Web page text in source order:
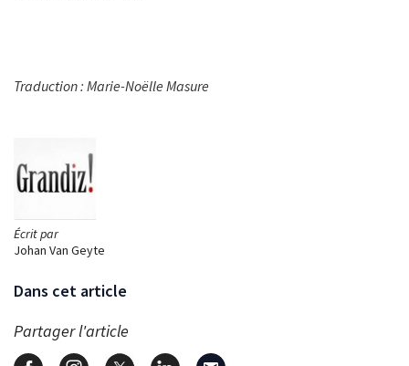
Écrit par
Johan Van Geyte
Dans cet article
Partager l'article
Traduction : Marie-Noëlle Masure